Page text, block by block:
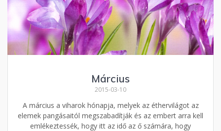
Március
2015-03-10
A március a viharok hónapja, melyek az éthervilágot az
elemek pangásaitól megszabadítják és az embert arra kell
emlékeztessék, hogy itt az idő az ő számára, hogy